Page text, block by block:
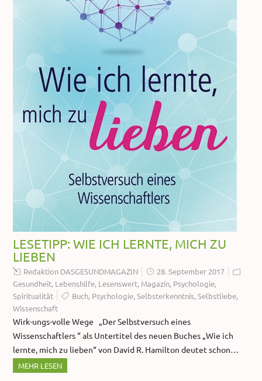
LESETIPP: WIE ICH LERNTE, MICH ZU
LIEBEN
Redaktion DASGESUNDMAGAZIN
28. September 2017
Gesundheit, Lebenshilfe, Lesenswert, Magazin, Psychologie,
Spiritualität
Buch, Psychologie,Selbsterkenntnis,Selbstliebe,
Wissenschaft
Wirk-ungs-volle Wege „Der Selbstversuch eines
Wissenschaftlers “ als Untertitel des neuen Buches „Wie ich
lernte, mich zu lieben“ von David R. Hamilton deutet schon…
MEHR LESEN